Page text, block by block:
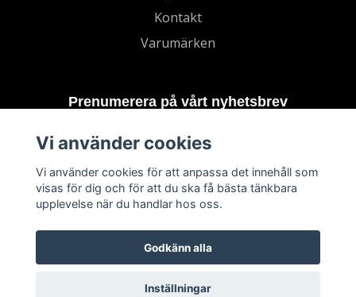
Kontakt
Varumärken
Prenumerera på vårt nyhetsbrev
Vi använder cookies
Vi använder cookies för att anpassa det innehåll som
visas för dig och för att du ska få bästa tänkbara
upplevelse när du handlar hos oss.
Godkänn alla
Inställningar